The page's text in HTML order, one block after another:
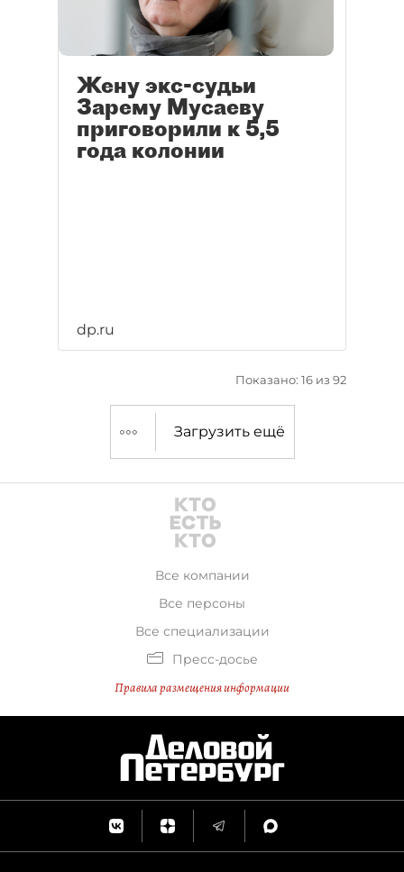
Жену экс-судьи
Зарему Мусаеву
приговорили к 5,5
года колонии
dp.ru
Показано: 16 из 92
Загрузить ещё
Все компании
Все персоны
Все специализации
Пресс-досье
Правила размещения информации